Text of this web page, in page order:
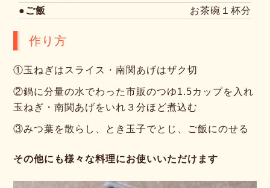
●ご飯
お茶碗１杯分
作り方
①玉ねぎはスライス・南関あげはザク切
②鍋に分量の水でわった市販のつゆ1.5カップを入れ
玉ねぎ・南関あげをいれ３分ほど煮込む
③みつ葉を散らし、とき玉子でとじ、ご飯にのせる
その他にも様々な料理にお使いいただけます